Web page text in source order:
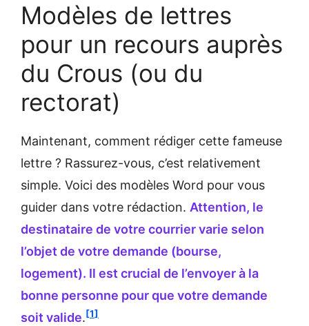
Modèles de lettres
pour un recours auprès
du Crous (ou du
rectorat)
Maintenant, comment rédiger cette fameuse
lettre ? Rassurez-vous, c’est relativement
simple. Voici des modèles Word pour vous
guider dans votre rédaction. Attention, le
destinataire de votre courrier varie selon
l’objet de votre demande (bourse,
logement). Il est crucial de l’envoyer à la
bonne personne pour que votre demande
soit valide. 1